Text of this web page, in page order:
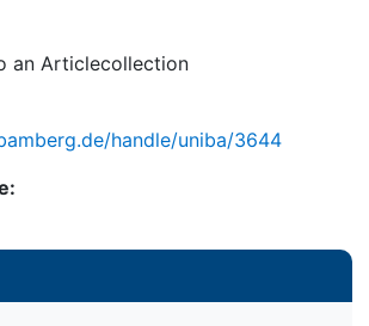
an Articlecollection
handle/uniba/3644